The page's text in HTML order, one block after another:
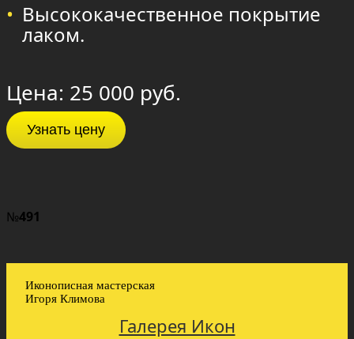
Высококачественное покрытие
лаком.
Цена: 25 000 руб.
Узнать цену
№491
Иконописная мастерская
Игоря Климова
Галерея Икон